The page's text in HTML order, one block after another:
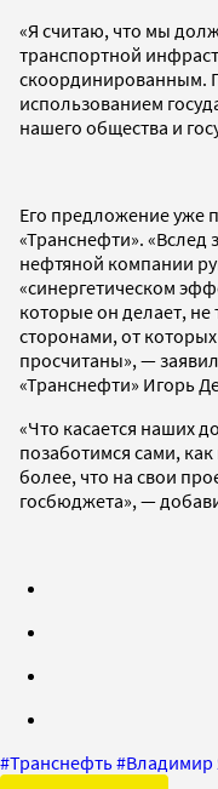
«Я считаю, что мы
транспортной
скоординированным.
использованием
нашего общества и
Его предложение уже
«Транснефти». «Вслед
нефтяной компании
«синергетическом
которые он делает, не
сторонами, от
просчитаны», —
«Транснефти» Игорь
«Что касается наших
позаботимся сами,
более, что на свои
госбюджета», —
#Транснефть#Владимир